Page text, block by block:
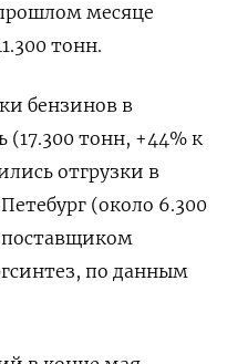
месяце
тонн.
бензинов в
тонн, +44% к
отгрузки в
(около 6.300
по данным